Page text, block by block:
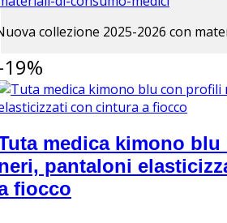
collezione 2025-2026 con
medica kimono
pantaloni
fiocco